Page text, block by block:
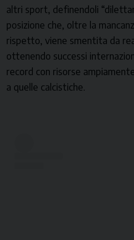
altri sport, definendoli
posizione che, oltre la
rispetto, viene smentita da
ottenendo successi
record con risorse
a quelle calcistiche.